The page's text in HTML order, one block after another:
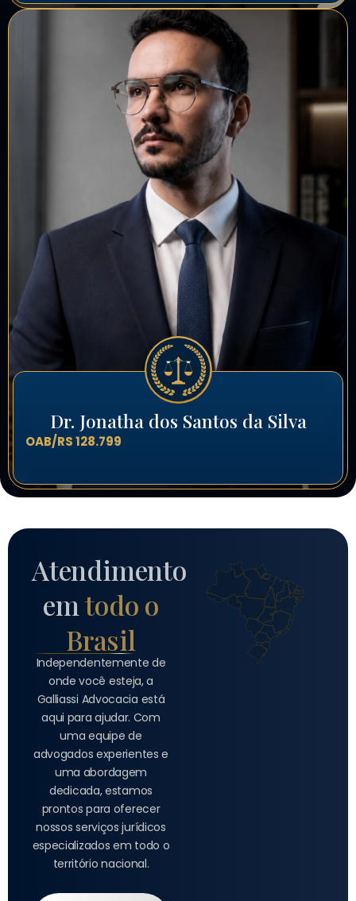
Dr. Jonatha dos Santos da Silva
OAB/RS 128.799
Atendimento
emtodo o
Brasil
Independentemente de
onde você esteja, a
Galliassi Advocacia está
aqui para ajudar. Com
uma equipe de
advogados experientes e
uma abordagem
dedicada, estamos
prontos para oferecer
nossos serviços jurídicos
especializados em todo o
território nacional.